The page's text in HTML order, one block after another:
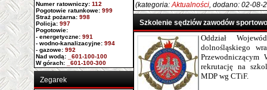
Numer ratowniczy: 112
Pogotowie ratunkowe: 999
Straż pożarna: 998
Policja: 997
Pogotowie:
- energetyczne: 991
- wodno-kanalizacyjne: 994
- gazowe: 992
Nad wodą: _601-100-100
W górach: _601-100-300
Zegarek
(kategoria:Aktualności, dodano: 02-08-
Szkolenie sędziów zawodów
Oddział
dolnośląskiego
Przewodniczącym
rekrutację na
MDP wg CTiF.